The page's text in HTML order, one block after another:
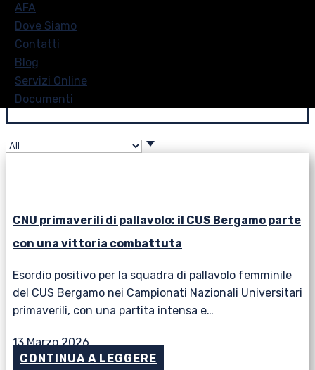
AFA
Dove Siamo
Contatti
Blog
Servizi Online
Documenti
CNU primaverili di pallavolo: il CUS Bergamo parte
con una vittoria combattuta
Esordio positivo per la squadra di pallavolo femminile
del CUS Bergamo nei Campionati Nazionali Universitari
primaverili, con una partita intensa e…
13 Marzo 2026
CONTINUA A LEGGERE